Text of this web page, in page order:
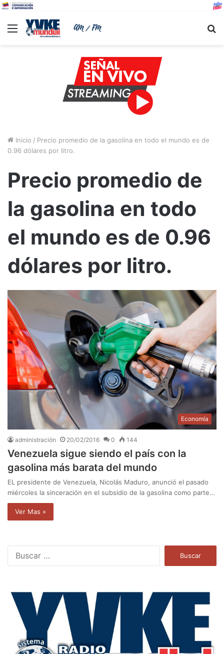
Menu
Inicio / Precio promedio de la gasolina en todo el mundo es de
0.96 dólares por litro.
Precio promedio de
la gasolina en todo
el mundo es de 0.96
dólares por litro.
Economía
administración 20/02/2016 0 144
Venezuela sigue siendo el país con la
gasolina más barata del mundo
EL presidente de Venezuela, Nicolás Maduro, anunció el pasado
miércoles la sinceración en el subsidio de la gasolina como parte…
Ver Mas »
a